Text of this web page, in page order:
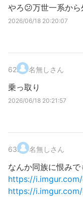
やろ😕万世一系から
2026/06/18 20:20:07
62. 名無しさん
乗っ取り
2026/06/18 20:21:57
63. 名無しさん
なんか同族に恨みで
https://
https://